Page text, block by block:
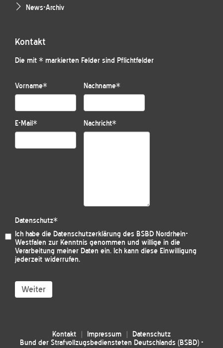
News-Archiv
Kontakt
Die mit * markierten Felder sind Pflichtfelder
Vorname* Nachname*
E-Mail* Nachricht*
Datenschutz*
Ich habe die Datenschutzerklärung des BSBD Nordrhein-
Westfalen zur Kenntnis genommen und willige in die
Verarbeitung meiner Daten ein. Ich kann diese Einwilligung
jederzeit widerrufen.
Weiter
Kontakt Impressum
Datenschutz
Bund der Strafvollzugsbediensteten Deutschlands (BSBD) -